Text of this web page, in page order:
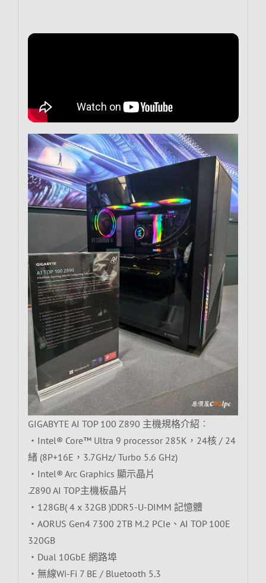
GIGABYTE AI TOP 100 Z890 主機規格介紹︰
‧Intel® Core™ Ultra 9 processor 285K，24核 / 24
緒 (8P+16E，3.7GHz/ Turbo 5.6 GHz)
‧Intel® Arc Graphics 顯示晶片
.Z890 AI TOP主機板晶片
‧128GB( 4 x 32GB )DDR5-U-DIMM 記憶體
‧AORUS Gen4 7300 2TB M.2 PCIe、AI TOP 100E
320GB
‧Dual 10GbE 網路埠
‧無線Wi-Fi 7 BE / Bluetooth 5.3